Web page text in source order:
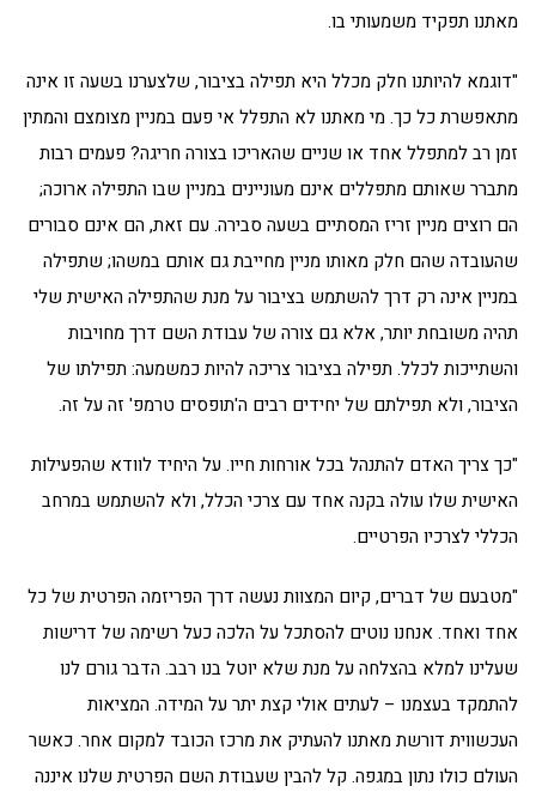
מאתנו תפקיד משמעותי בו.
"דוגמא להיותנו חלק מכלל היא תפילה בציבור, שלצערנו בשעה זו אינה
מתאפשרת כל כך. מי מאתנו לא התפלל אי פעם במניין מצומצם והמתין
זמן רב למתפלל אחד או שניים שהאריכו בצורה חריגה? פעמים רבות
מתברר שאותם מתפללים אינם מעוניינים במניין שבו התפילה ארוכה;
הם רוצים מניין זריז המסתיים בשעה סבירה. עם זאת, הם אינם סבורים
שהעובדה שהם חלק מאותו מניין מחייבת גם אותם במשהו; שתפילה
במניין אינה רק דרך להשתמש בציבור על מנת שהתפילה האישית שלי
תהיה משובחת יותר, אלא גם צורה של עבודת השם דרך מחויבות
והשתייכות לכלל. תפילה בציבור צריכה להיות כמשמעה: תפילתו של
הציבור, ולא תפילתם של יחידים רבים ה'תופסים טרמפ' זה על זה.
"כך צריך האדם להתנהל בכל אורחות חייו. על היחיד לוודא שהפעילות
האישית שלו עולה בקנה אחד עם צרכי הכלל, ולא להשתמש במרחב
הכללי לצרכיו הפרטיים.
"מטבעם של דברים, קיום המצוות נעשה דרך הפריזמה הפרטית של כל
אחד ואחד. אנחנו נוטים להסתכל על הלכה כעל רשימה של דרישות
שעלינו למלא בהצלחה על מנת שלא יוטל בנו רבב. הדבר גורם לנו
להתמקד בעצמנו – לעתים אולי קצת יתר על המידה. המציאות
העכשווית דורשת מאתנו להעתיק את מרכז הכובד למקום אחר. כאשר
העולם כולו נתון במגפה. קל להבין שעבודת השם הפרטית שלנו איננה